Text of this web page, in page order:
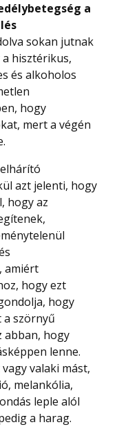
a
sokan jutnak
hisztérikus,
és alkoholos
hogy
mert a végén
azt jelenti, hogy
hogy az
amiért
hogy ezt
hogy
a szörnyű
abban, hogy
lenne.
valaki mást,
melankólia,
leple alól
a harag.